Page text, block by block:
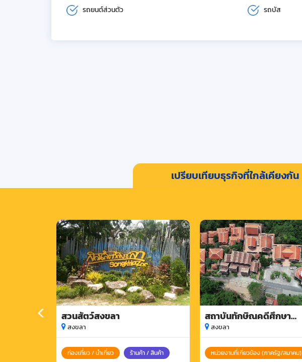
รถยนต์ส่วนตัว รถบัส
เปรียบเทียบธุรกิจที่ใกล้เคียงกัน
สวนสัตว์สงขลา
สงขลา
ท่องเที่ยว / นำเที่ยว ร้านค้า / สินค้า
สถาบันทักษิณคดีศึกษา
มหาวิทยาลัยทักษิณ
สงขลา
หน่วยงานที่เกี่ยวข้อง (ภาครัฐ/สมาคม)